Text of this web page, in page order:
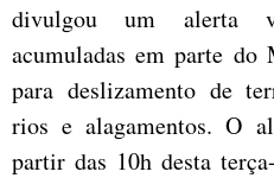
divulgou um alerta
acumuladas em parte do
para deslizamento de
rios e alagamentos. O
partir das 10h desta